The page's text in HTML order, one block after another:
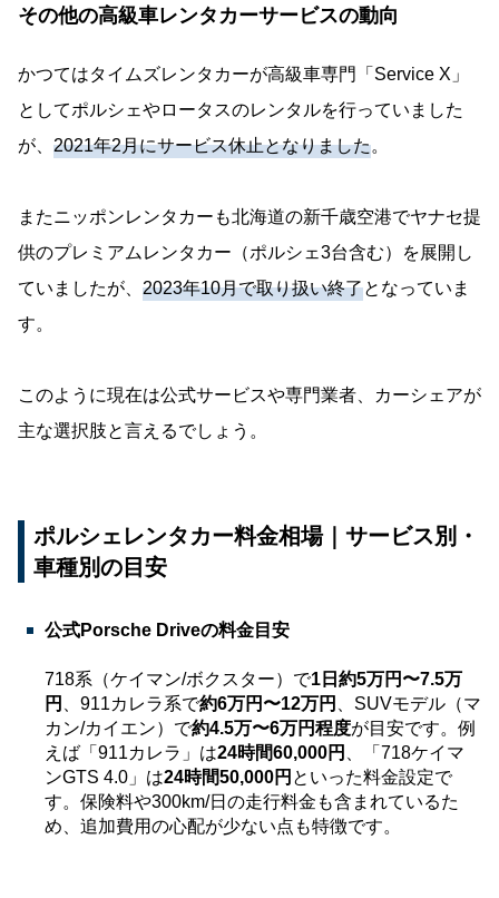
その他の高級車レンタカーサービスの動向
かつてはタイムズレンタカーが高級車専門「Service X」
としてポルシェやロータスのレンタルを行っていました
が、 2021年2月にサービス休止となりました。
またニッポンレンタカーも北海道の新千歳空港でヤナセ提
供のプレミアムレンタカー（ポルシェ3台含む）を展開し
ていましたが、 2023年10月で取り扱い終了となっていま
す。
このように現在は公式サービスや専門業者、カーシェアが
主な選択肢と言えるでしょう。
ポルシェレンタカー料金相場｜サービス別・
車種別の目安
公式Porsche Driveの料金目安
718系（ケイマン/ボクスター）で1日約5万円〜7.5万
円
、911カレラ系で約6万円〜12万円
、SUVモデル（マ
カン/カイエン）で約4.5万〜6万円程度が目安です。例
えば「911カレラ」は24時間60,000円
、「718ケイマ
ンGTS 4.0」は24時間50,000円 といった料金設定で
す。保険料や300km/日の走行料金も含まれているた
め、追加費用の心配が少ない点も特徴です。